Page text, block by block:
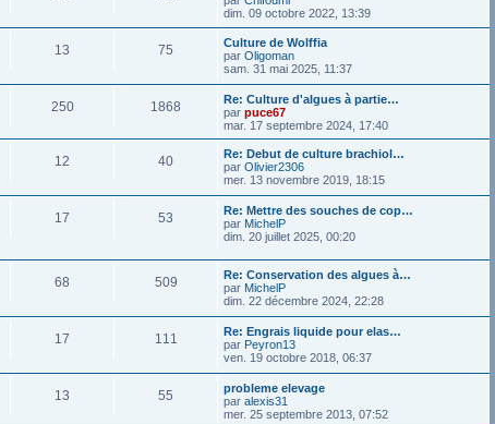
dim. 09 octobre 2022, 13:39
13 75
Culture de Wolffia
par Oligoman
sam. 31 mai 2025, 11:37
250 1868
Re: Culture d'algues à partie…
par puce67
mar. 17 septembre 2024, 17:40
12 40
Re: Debut de culture brachiol…
par Olivier2306
mer. 13 novembre 2019, 18:15
17 53
Re: Mettre des souches de cop…
par MichelP
dim. 20 juillet 2025, 00:20
68 509
Re: Conservation des algues à…
par MichelP
dim. 22 décembre 2024, 22:28
17 111
Re: Engrais liquide pour elas…
par Peyron13
ven. 19 octobre 2018, 06:37
13 55
probleme elevage
par alexis31
mer. 25 septembre 2013, 07:52